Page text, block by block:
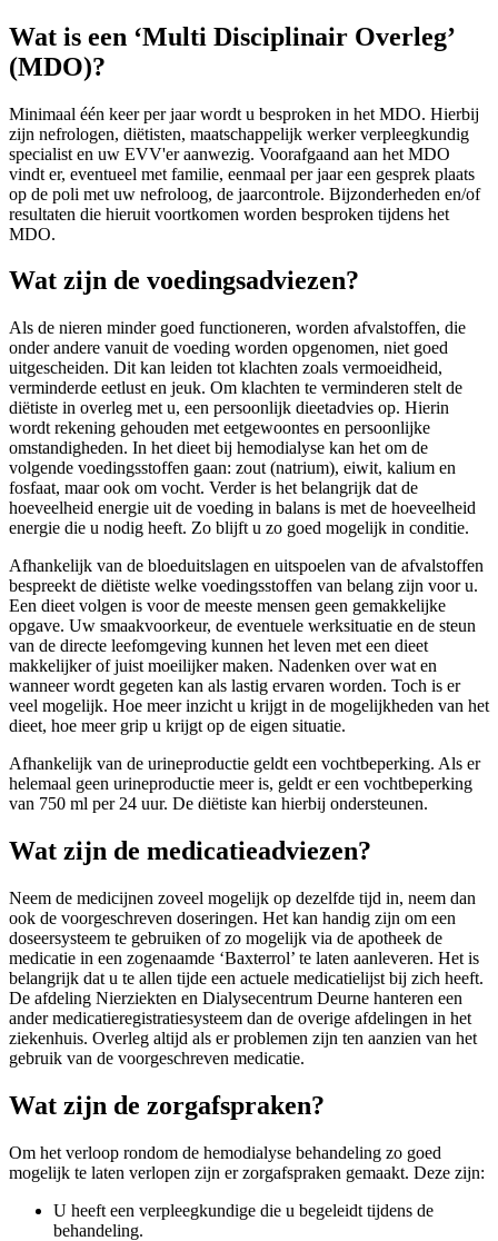
Wat is een ‘Multi Disciplinair Overleg’
(MDO)?
Minimaal één keer per jaar wordt u besproken in het MDO. Hierbij
zijn nefrologen, diëtisten, maatschappelijk werker verpleegkundig
specialist en uw EVV'er aanwezig. Voorafgaand aan het MDO
vindt er, eventueel met familie, eenmaal per jaar een gesprek plaats
op de poli met uw nefroloog, de jaarcontrole. Bijzonderheden en/of
resultaten die hieruit voortkomen worden besproken tijdens het
MDO.
Wat zijn de voedingsadviezen?
Als de nieren minder goed functioneren, worden afvalstoffen, die
onder andere vanuit de voeding worden opgenomen, niet goed
uitgescheiden. Dit kan leiden tot klachten zoals vermoeidheid,
verminderde eetlust en jeuk. Om klachten te verminderen stelt de
diëtiste in overleg met u, een persoonlijk dieetadvies op. Hierin
wordt rekening gehouden met eetgewoontes en persoonlijke
omstandigheden. In het dieet bij hemodialyse kan het om de
volgende voedingsstoffen gaan: zout (natrium), eiwit, kalium en
fosfaat, maar ook om vocht. Verder is het belangrijk dat de
hoeveelheid energie uit de voeding in balans is met de hoeveelheid
energie die u nodig heeft. Zo blijft u zo goed mogelijk in conditie.
Afhankelijk van de bloeduitslagen en uitspoelen van de afvalstoffen
bespreekt de diëtiste welke voedingsstoffen van belang zijn voor u.
Een dieet volgen is voor de meeste mensen geen gemakkelijke
opgave. Uw smaakvoorkeur, de eventuele werksituatie en de steun
van de directe leefomgeving kunnen het leven met een dieet
makkelijker of juist moeilijker maken. Nadenken over wat en
wanneer wordt gegeten kan als lastig ervaren worden. Toch is er
veel mogelijk. Hoe meer inzicht u krijgt in de mogelijkheden van het
dieet, hoe meer grip u krijgt op de eigen situatie.
Afhankelijk van de urineproductie geldt een vochtbeperking. Als er
helemaal geen urineproductie meer is, geldt er een vochtbeperking
van 750 ml per 24 uur. De diëtiste kan hierbij ondersteunen.
Wat zijn de medicatieadviezen?
Neem de medicijnen zoveel mogelijk op dezelfde tijd in, neem dan
ook de voorgeschreven doseringen. Het kan handig zijn om een
doseersysteem te gebruiken of zo mogelijk via de apotheek de
medicatie in een zogenaamde ‘Baxterrol’ te laten aanleveren. Het is
belangrijk dat u te allen tijde een actuele medicatielijst bij zich heeft.
De afdeling Nierziekten en Dialysecentrum Deurne hanteren een
ander medicatieregistratiesysteem dan de overige afdelingen in het
ziekenhuis. Overleg altijd als er problemen zijn ten aanzien van het
gebruik van de voorgeschreven medicatie.
Wat zijn de zorgafspraken?
Om het verloop rondom de hemodialyse behandeling zo goed
mogelijk te laten verlopen zijn er zorgafspraken gemaakt. Deze zijn:
U heeft een verpleegkundige die u begeleidt tijdens de
behandeling.